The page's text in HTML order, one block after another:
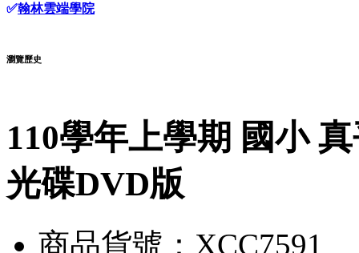
✅翰林雲端學院
瀏覽歷史
110學年上學期 國小
光碟DVD版
商品貨號：XCC7591